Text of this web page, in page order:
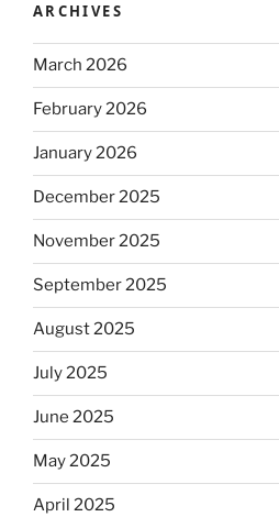
ARCHIVES
March 2026
February 2026
January 2026
December 2025
November 2025
September 2025
August 2025
July 2025
June 2025
May 2025
April 2025